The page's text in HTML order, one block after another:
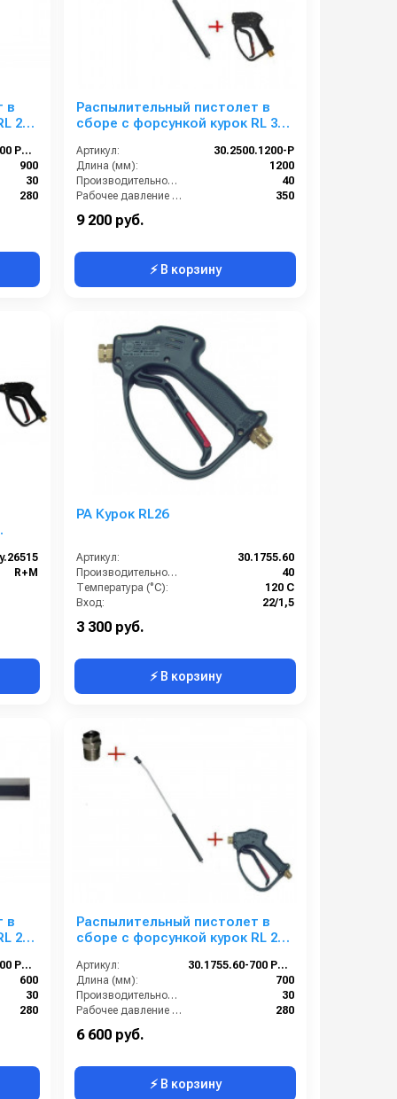
в
26
30.1755.60-900 PA 26
900
30
280
Распылительный пистолет в
сборе с форсункой курок RL 30
Артикул:
30.2500.1200-P
Длина (мм):
1200
Производительность (л/мин):
40
Рабочее давление (бар):
350
9 200 руб.
⚡ В корзину
R+M
PA Курок RL26
Артикул:
30.1755.60
Производительность (л/мин):
40
Температура (°C):
120 С
Вход:
22/1,5
3 300 руб.
⚡ В корзину
в
26
30.1755.60-600 PA 26
600
30
280
Распылительный пистолет в
сборе с форсункой курок RL 26
Артикул:
30.1755.60-700 PA 26
Длина (мм):
700
Производительность (л/мин):
30
Рабочее давление (бар):
280
6 600 руб.
⚡ В корзину